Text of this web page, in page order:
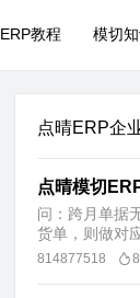
ERP教程 模切
点晴ERP企
点晴模切
问：跨月单据
货单，则做对
814877518